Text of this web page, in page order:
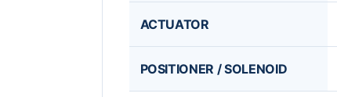
ACTUATOR
POSITIONER / SOLENOID